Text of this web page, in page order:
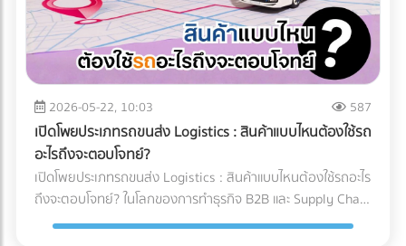
หลัง 2. เตรียมเนินดินหรือพื้นที่สูงสำหรับจอดเครื่องจักรหลังเลิก
งาน 3. จัดทำแผนฉุกเฉินในการอพยพเครื่องจักร กำลังเตรียม
พื้นที่ก่อสร้าง หรือต้องการเช่าเครื่องจักรหนัก หรือวางแผน
จัดการเรื่องน้ำ? ค้นหาและเปรียบเทียบบริการได้ที่ At-Once
แพลตฟอร์มรวมธุรกิจ B2B อันดับหนึ่งของไทย
หมื่นภาพ เมื่อเจอสิ่งผิดปกติที่ซ่อนอยู่ในพื้นผิวที่ซับซ้อน (เช่น
ซีเรียล หรือถั่วรวม) AI จะประมวลผลและคัดแยกได้อย่างแม่นยำ 3
เทรนด์ความสามารถใหม่ของระบบ QC อาหารอัตโนมัติ 1. การ
ตรวจจับสิ่งแปลกปลอมความหนาแน่นต่ำ: AI ช่วยให้เครื่องสแกน
x-ray ตรวจจับพลาสติกบาง, ยาง, หรือกระดูกอ่อนในเนื้อสัตว์
ซึ่งเป็นสิ่งที่รังสี X-ray แบบเดิมมักจะมองข้าม 2. ตรวจสอบบรรจุ
ภัณฑ์และน้ำหนักในขั้นตอนเดียว: เครื่อง X-ray ยุคใหม่สามารถ
ตรวจสอบรอยซีลรั่ว สินค้าแหว่งหาย และเช็กน้ำหนักรวมไปพร้อม
กับการหาสิ่งแปลกปลอมในเสี้ยววินาที 3. Data Analytics &
Cloud Monitoring: เชื่อมต่อข้อมูลขึ้น Cloud แบบ Real-time
ทำให้ผู้จัดการโรงงานรู้ได้ทันทีว่าของเสียเกิดจากไลน์ผลิตไหน
2026-05-22, 10:03 587
เปิดโพยประเภทรถขนส่ง Logistics : สินค้าแบบไหนต้องใช้รถ
อะไรถึงจะตอบโจทย์?
เปิดโพยประเภทรถขนส่ง Logistics : สินค้าแบบไหนต้องใช้รถอะไร
ถึงจะตอบโจทย์? ในโลกของการทำธุรกิจ B2B และ Supply Chain
การขนส่งสินค้าไม่ใช่แค่การนำของจากจุด A ไปส่งที่จุด B แต่คือ